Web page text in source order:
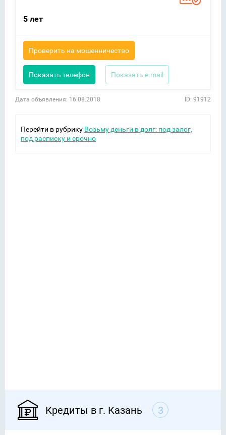
5 лет
Проверить на мошенничество
Показать телефон Показать e-mail
Дата объявления: 16.08.2018 ID: 91912
Перейти в рубрику Возьму деньги в долг: под залог,
под расписку и срочно
Кредиты в г. Казань 3